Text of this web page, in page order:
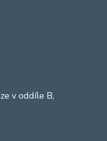
v oddíle B,